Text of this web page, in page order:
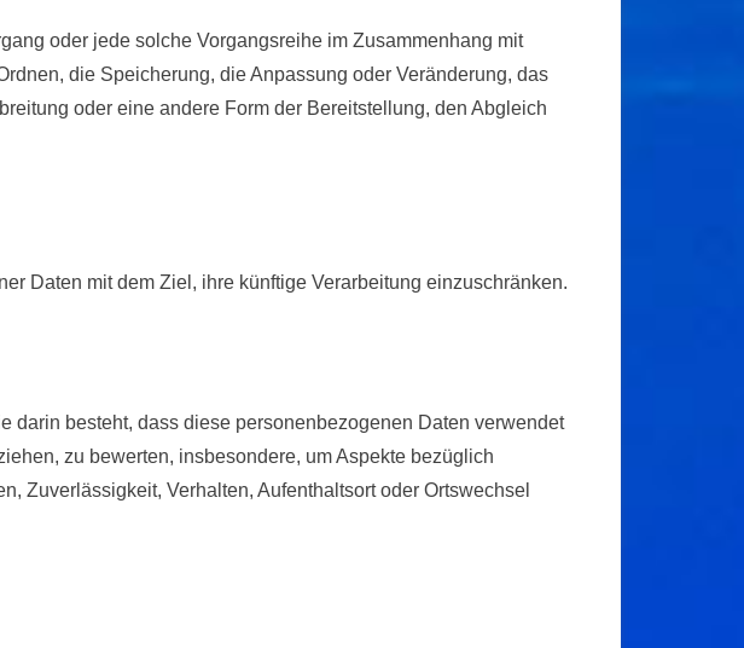
oder jede solche Vorgangsreihe im Zusammenhang mit
die Speicherung, die Anpassung oder Veränderung, das
oder eine andere Form der Bereitstellung, den Abgleich
Daten mit dem Ziel, ihre künftige Verarbeitung einzuschränken.
darin besteht, dass diese personenbezogenen Daten verwendet
zu bewerten, insbesondere, um Aspekte bezüglich
Zuverlässigkeit, Verhalten, Aufenthaltsort oder Ortswechsel